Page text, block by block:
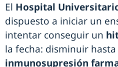
El Hospital
dispuesto a iniciar un
intentar conseguir un
la fecha: disminuir hasta
inmunosupresión